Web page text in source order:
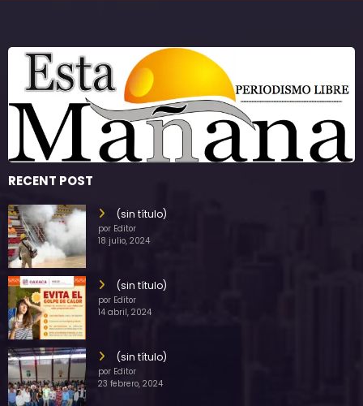
RECENT POST
(sin título)
por Editor
18 julio, 2024
(sin título)
por Editor
14 abril, 2024
(sin título)
por Editor
23 febrero, 2024